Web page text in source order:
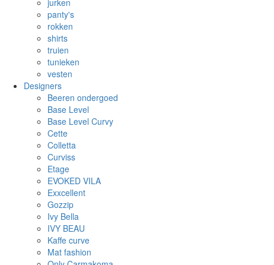
jurken
panty's
rokken
shirts
truien
tunieken
vesten
Designers
Beeren ondergoed
Base Level
Base Level Curvy
Cette
Colletta
Curviss
Etage
EVOKED VILA
Exxcellent
Gozzip
Ivy Bella
IVY BEAU
Kaffe curve
Mat fashion